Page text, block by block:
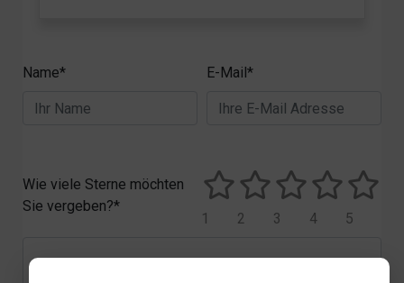
Name* E-Mail*
Wie viele Sterne möchten
Sie vergeben?*
5
4
3
2
1